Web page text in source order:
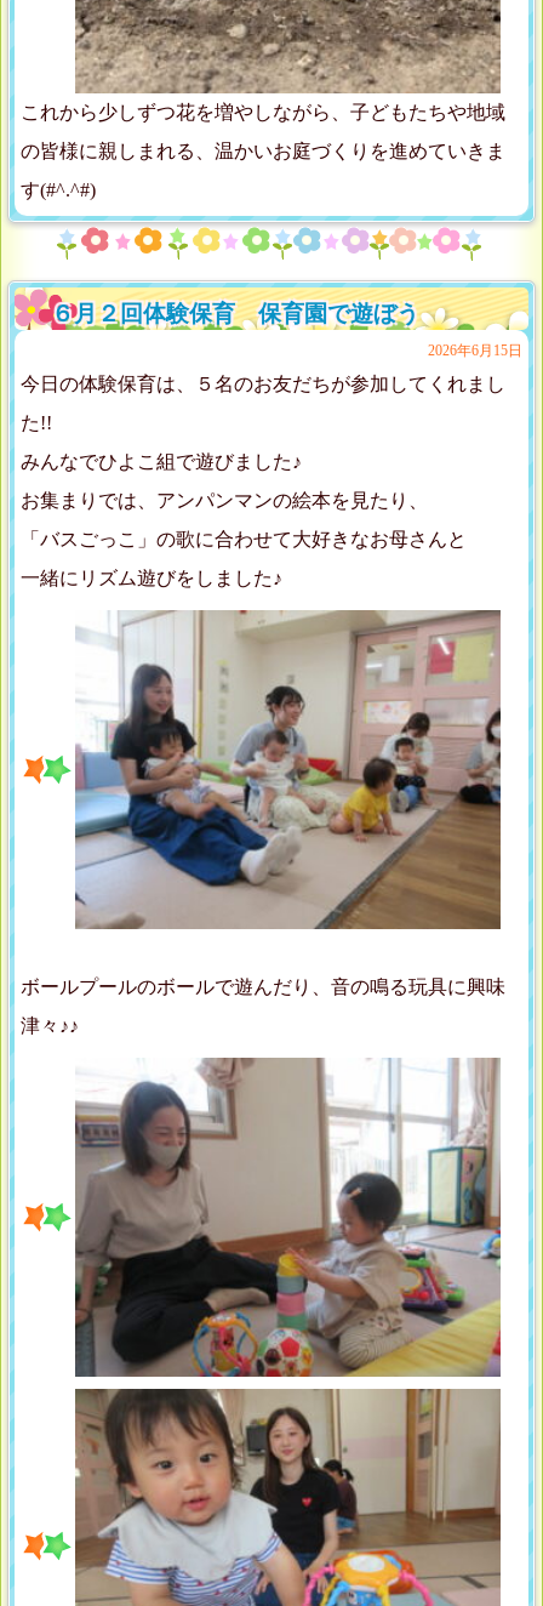
これから少しずつ花を増やしながら、子どもたちや地域
の皆様に親しまれる、温かいお庭づくりを進めていきま
す(#^.^#)
６月２回体験保育 保育園で遊ぼう
2026年6月15日
今日の体験保育は、５名のお友だちが参加してくれまし
た!!
みんなでひよこ組で遊びました♪
お集まりでは、アンパンマンの絵本を見たり、
「バスごっこ」の歌に合わせて大好きなお母さんと
一緒にリズム遊びをしました♪
ボールプールのボールで遊んだり、音の鳴る玩具に興味
津々♪♪